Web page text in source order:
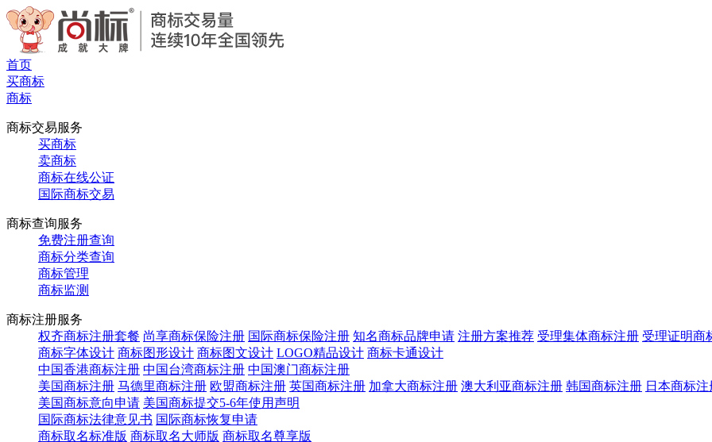
首页
买商标
商标
商标交易服务
买商标
卖商标
商标在线公证
国际商标交易
商标查询服务
免费注册查询
商标分类查询
商标管理
商标监测
商标注册服务
权齐商标注册套餐 尚享商标保险注册 国际商标保险注册 知名商标品牌申请 注册方案推荐 受理集体商标注册 受理证明商
商标字体设计 商标图形设计 商标图文设计 LOGO精品设计 商标卡通设计
中国香港商标注册 中国台湾商标注册 中国澳门商标注册
美国商标注册 马德里商标注册 欧盟商标注册 英国商标注册 加拿大商标注册 澳大利亚商标注册 韩国商标注册 日本商标注
美国商标意向申请 美国商标提交5-6年使用声明
国际商标法律意见书 国际商标恢复申请
商标取名标准版 商标取名大师版 商标取名尊享版